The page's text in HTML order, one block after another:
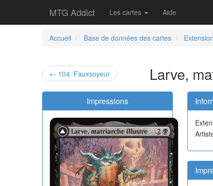
MTG Addict Les cartes Aide
Accueil
Base de données des cartes
← 104. Fauxsoyeur Larve,
Impressions